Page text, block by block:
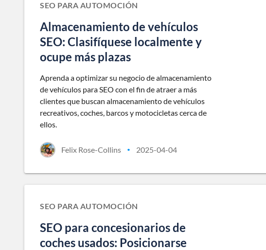
SEO PARA AUTOMOCIÓN
Almacenamiento de vehículos
SEO: Clasifíquese localmente y
ocupe más plazas
Aprenda a optimizar su negocio de almacenamiento
de vehículos para SEO con el fin de atraer a más
clientes que buscan almacenamiento de vehículos
recreativos, coches, barcos y motocicletas cerca de
ellos.
Felix Rose-Collins • 2025-04-04
SEO PARA AUTOMOCIÓN
SEO para concesionarios de
coches usados: Posicionarse